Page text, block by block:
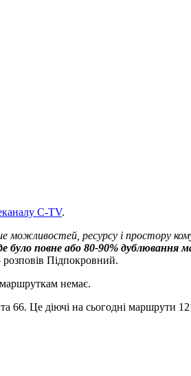
С-TV.
можливостей, ресурсу і простору
повне або 80-90% дублювання
розповів Підпокровний.
маршруткам немає.
66. Це діючі на сьогодні маршрути